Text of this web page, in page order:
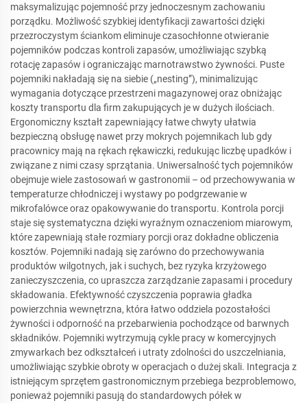
maksymalizując pojemność przy jednoczesnym zachowaniu
porządku. Możliwość szybkiej identyfikacji zawartości dzięki
przezroczystym ściankom eliminuje czasochłonne otwieranie
pojemników podczas kontroli zapasów, umożliwiając szybką
rotację zapasów i ograniczając marnotrawstwo żywności. Puste
pojemniki nakładają się na siebie („nesting”), minimalizując
wymagania dotyczące przestrzeni magazynowej oraz obniżając
koszty transportu dla firm zakupujących je w dużych ilościach.
Ergonomiczny kształt zapewniający łatwe chwyty ułatwia
bezpieczną obsługę nawet przy mokrych pojemnikach lub gdy
pracownicy mają na rękach rękawiczki, redukując liczbę upadków i
związane z nimi czasy sprzątania. Uniwersalność tych pojemników
obejmuje wiele zastosowań w gastronomii – od przechowywania w
temperaturze chłodniczej i wystawy po podgrzewanie w
mikrofalówce oraz opakowywanie do transportu. Kontrola porcji
staje się systematyczna dzięki wyraźnym oznaczeniom miarowym,
które zapewniają stałe rozmiary porcji oraz dokładne obliczenia
kosztów. Pojemniki nadają się zarówno do przechowywania
produktów wilgotnych, jak i suchych, bez ryzyka krzyżowego
zanieczyszczenia, co upraszcza zarządzanie zapasami i procedury
składowania. Efektywność czyszczenia poprawia gładka
powierzchnia wewnętrzna, która łatwo oddziela pozostałości
żywności i odporność na przebarwienia pochodzące od barwnych
składników. Pojemniki wytrzymują cykle pracy w komercyjnych
zmywarkach bez odkształceń i utraty zdolności do uszczelniania,
umożliwiając szybkie obroty w operacjach o dużej skali. Integracja z
istniejącym sprzętem gastronomicznym przebiega bezproblemowo,
ponieważ pojemniki pasują do standardowych półek w